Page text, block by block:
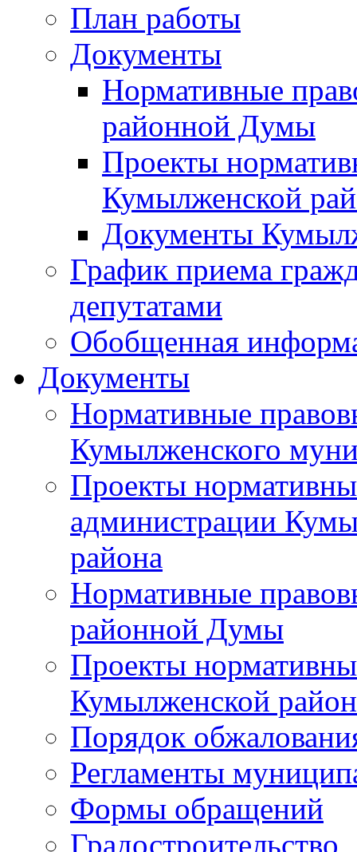
План работы
Документы
Нормативные
районной Думы
Проекты
Кумылженской
Документы
График приема
депутатами
Обобщенная
Документы
Нормативные
Кумылженского
Проекты
администрации
района
Нормативные
районной Думы
Проекты
Кумылженской
Порядок
Регламенты
Формы обращений
Градостроительство